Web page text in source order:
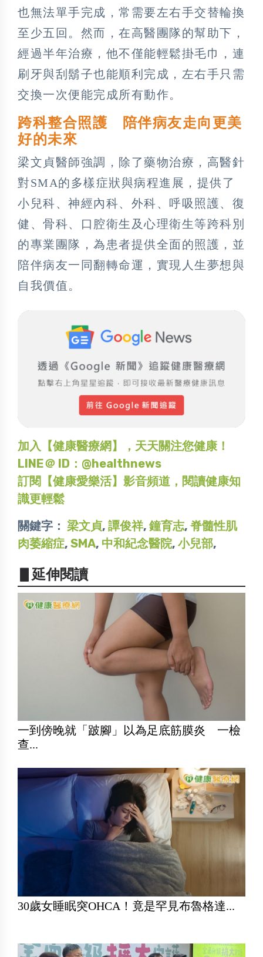
也無法單手完成，常需要左右手交替輪換
至少五回。然而，在高醫團隊的幫助下，
經過半年治療，他不僅能輕鬆掛毛巾，連
刷牙與刮鬍子也能順利完成，左右手只需
交換一次便能完成所有動作。
跨科整合照護 陪伴病友走向更美
好的未來
梁文貞醫師強調，除了藥物治療，高醫針
對SMA的多樣症狀與病程進展，提供了
小兒科、神經內科、外科、呼吸照護、復
健、骨科、口腔衛生及心理衛生等跨科別
的專業團隊，為患者提供全面的照護，並
陪伴病友一同翻轉命運，實現人生夢想與
自我價值。
加入【健康醫療網】，天天關注您健康！
LINE＠ ID：@healthnews
訂閱【健康愛樂活】影音頻道，閱讀健康知
識更輕鬆
關鍵字： 梁文貞, 譚俊祥, 鐘育志,脊髓性肌
肉萎縮症, SMA, 中和紀念醫院, 小兒部,
▋延伸閱讀
一到傍晚就「跛腳」以為足底筋膜炎 一檢
查...
30歲女睡眠突OHCA！竟是罕見布魯格達...